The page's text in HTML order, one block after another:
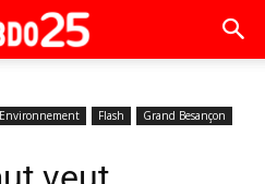
Environnement Flash
Grand Besançon